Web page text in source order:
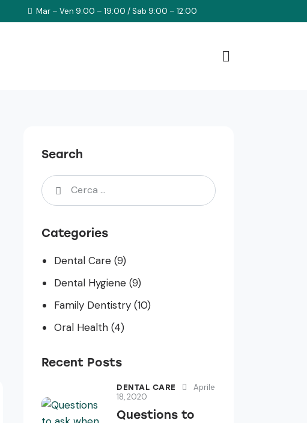
Mar – Ven 9:00 – 19:00 / Sab 9:00 – 12:00
Search
Categories
Dental Care(9)
Dental Hygiene(9)
Family Dentistry(10)
Oral Health(4)
Recent Posts
DENTAL CARE
Aprile
18, 2020
Questions to